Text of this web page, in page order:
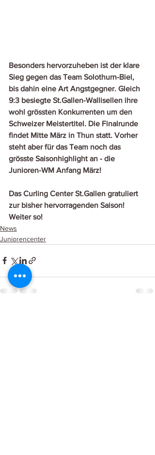
Besonders hervorzuheben ist der klare
Sieg gegen das Team Solothurn-Biel,
bis dahin eine Art Angstgegner. Gleich
9:3 besiegte St.Gallen-Wallisellen ihre
wohl grössten Konkurrenten um den
Schweizer Meistertitel. Die Finalrunde
findet Mitte März in Thun statt. Vorher
steht aber für das Team noch das
grösste Saisonhighlight an - die
Junioren-WM Anfang März!
Das Curling Center St.Gallen gratuliert
zur bisher hervorragenden Saison!
Weiter so!
News
Juniorencenter